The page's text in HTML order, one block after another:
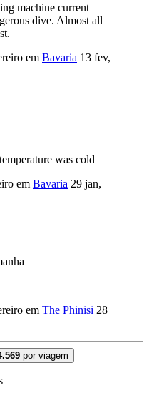
machine current
dive. Almost all
em Bavaria 13 fev,
was cold
em Bavaria 29 jan,
em The Phinisi 28
por viagem